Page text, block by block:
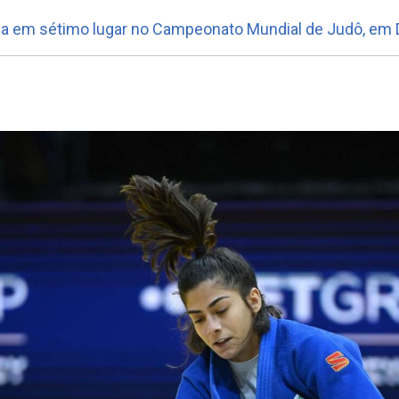
em sétimo lugar no Campeonato Mundial de Judô, em